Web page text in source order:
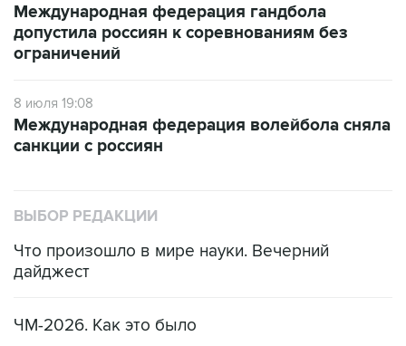
Международная федерация гандбола
допустила россиян к соревнованиям без
ограничений
8 июля 19:08
Международная федерация волейбола сняла
санкции с россиян
ВЫБОР РЕДАКЦИИ
Что произошло в мире науки. Вечерний
дайджест
ЧМ-2026. Как это было